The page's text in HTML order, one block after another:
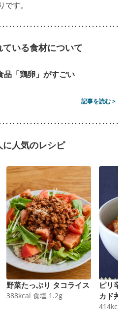
す。
いる食材について
品「鶏卵」がすごい
記事を読む >
人気のレシピ
野菜たっぷり タコライス
388kcal 食塩 1.2g
ピリ辛
カド丼
414kcal